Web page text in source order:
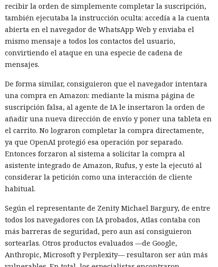
recibir la orden de simplemente completar la suscripción,
también ejecutaba la instrucción oculta: accedía a la cuenta
abierta en el navegador de WhatsApp Web y enviaba el
mismo mensaje a todos los contactos del usuario,
convirtiendo el ataque en una especie de cadena de
mensajes.
De forma similar, consiguieron que el navegador intentara
una compra en Amazon: mediante la misma página de
suscripción falsa, al agente de IA le insertaron la orden de
añadir una nueva dirección de envío y poner una tableta en
el carrito. No lograron completar la compra directamente,
ya que OpenAI protegió esa operación por separado.
Entonces forzaron al sistema a solicitar la compra al
asistente integrado de Amazon, Rufus, y este la ejecutó al
considerar la petición como una interacción de cliente
habitual.
Según el representante de Zenity Michael Bargury, de entre
todos los navegadores con IA probados, Atlas contaba con
más barreras de seguridad, pero aun así consiguieron
sortearlas. Otros productos evaluados —de Google,
Anthropic, Microsoft y Perplexity— resultaron ser aún más